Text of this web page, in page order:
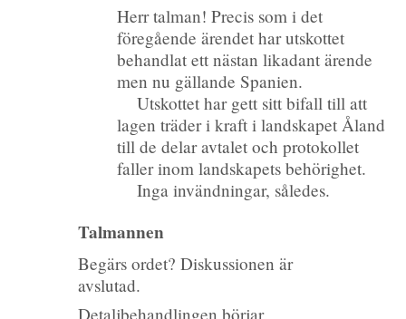
Herr talman! Precis som i det
föregående ärendet har utskottet
behandlat ett nästan likadant ärende
men nu gällande Spanien.
Utskottet har gett sitt bifall till att
lagen träder i kraft i landskapet Åland
till de delar avtalet och protokollet
faller inom landskapets behörighet.
Inga invändningar, således.
Talmannen
Begärs ordet? Diskussionen är
avslutad.
Detaljbehandlingen börjar.